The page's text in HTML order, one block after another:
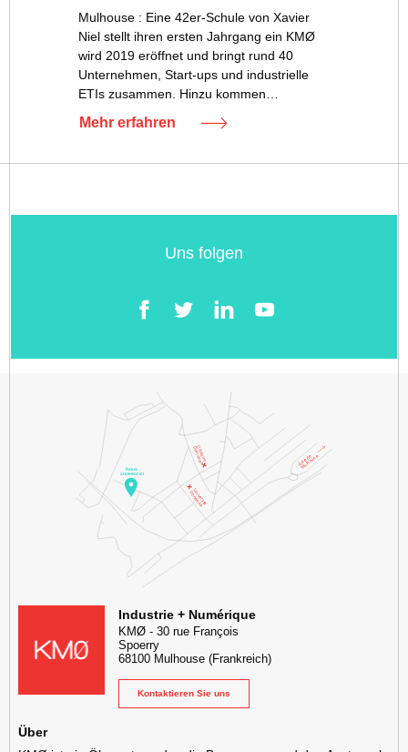
Mulhouse : Eine 42er-Schule von Xavier
Niel stellt ihren ersten Jahrgang ein KMØ
wird 2019 eröffnet und bringt rund 40
Unternehmen, Start-ups und industrielle
ETIs zusammen. Hinzu kommen…
Mehr erfahren
Uns folgen
KMØ Lieu d'innovation dédié à la transformation digitale de
Industrie + Numérique
KMØ- 30 rue François
Spoerry
68100 Mulhouse (Frankreich)
Kontaktieren Sie uns
Über